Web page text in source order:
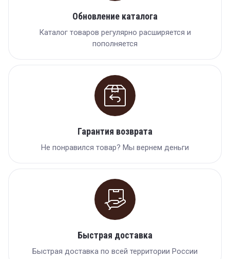
Обновление каталога
Каталог товаров регулярно расширяется и
пополняется
Гарантия возврата
Не понравился товар? Мы вернем деньги
Быстрая доставка
Быстрая доставка по всей территории России